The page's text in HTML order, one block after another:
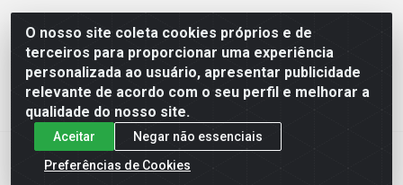
O nosso site coleta cookies próprios e de
terceiros para proporcionar uma experiência
personalizada ao usuário, apresentar publicidade
relevante de acordo com o seu perfil e melhorar a
qualidade do nosso site.
Aceitar
Negar não essenciais
Preferências de Cookies
Kgmlan Distribuidora LTDA - CNPJ 18.217.682/0001-54 -
Rua Pedro de Barros Cavalcante, 58 - Bultrins, Olinda/PE
- CEP 53320-110